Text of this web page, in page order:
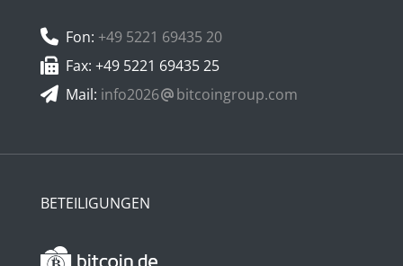
Fon: +49 5221 69435 20
Fax: +49 5221 69435 25
Mail: info2026 bitcoingroup.com
BETEILIGUNGEN